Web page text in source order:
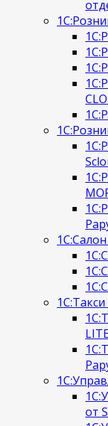
от